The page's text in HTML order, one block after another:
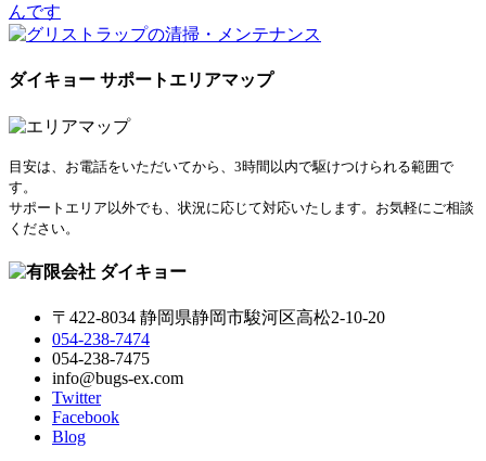
ダイキョー サポートエリアマップ
目安は、お電話をいただいてから、3時間以内で駆けつけられる範囲で
す。
サポートエリア以外でも、状況に応じて対応いたします。お気軽にご相談
ください。
〒422-8034 静岡県静岡市駿河区高松2-10-20
054-238-7474
054-238-7475
info@bugs-ex.com
Twitter
Facebook
Blog